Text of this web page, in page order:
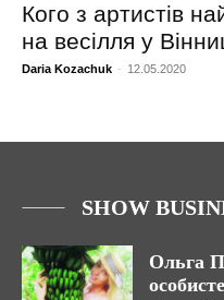
Кого з артистів
на весілля у
Daria Kozachuk - 12.05.2020
SHOW
Ольга